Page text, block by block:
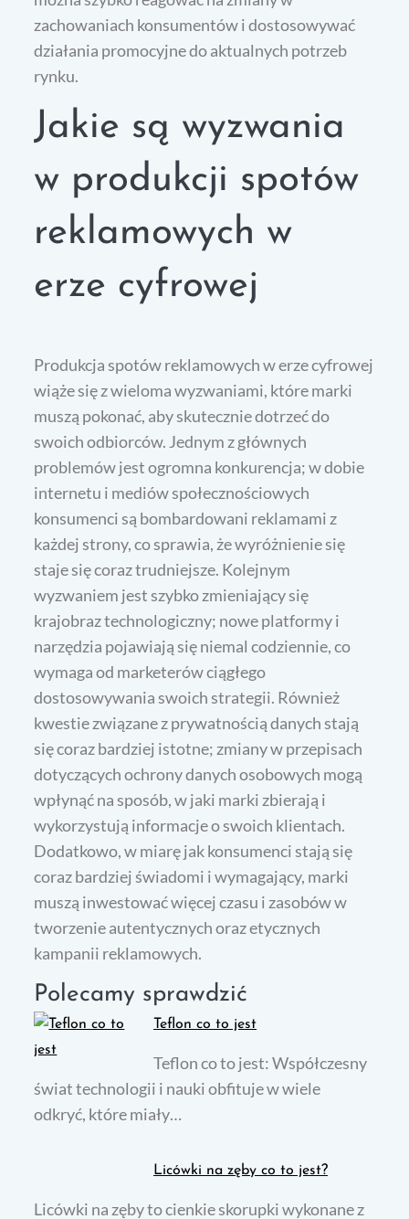
zachowaniach konsumentów i dostosowywać
działania promocyjne do aktualnych potrzeb
rynku.
Jakie są wyzwania
w produkcji spotów
reklamowych w
erze cyfrowej
Produkcja spotów reklamowych w erze cyfrowej
wiąże się z wieloma wyzwaniami, które marki
muszą pokonać, aby skutecznie dotrzeć do
swoich odbiorców. Jednym z głównych
problemów jest ogromna konkurencja; w dobie
internetu i mediów społecznościowych
konsumenci są bombardowani reklamami z
każdej strony, co sprawia, że wyróżnienie się
staje się coraz trudniejsze. Kolejnym
wyzwaniem jest szybko zmieniający się
krajobraz technologiczny; nowe platformy i
narzędzia pojawiają się niemal codziennie, co
wymaga od marketerów ciągłego
dostosowywania swoich strategii. Również
kwestie związane z prywatnością danych stają
się coraz bardziej istotne; zmiany w przepisach
dotyczących ochrony danych osobowych mogą
wpłynąć na sposób, w jaki marki zbierają i
wykorzystują informacje o swoich klientach.
Dodatkowo, w miarę jak konsumenci stają się
coraz bardziej świadomi i wymagający, marki
muszą inwestować więcej czasu i zasobów w
tworzenie autentycznych oraz etycznych
kampanii reklamowych.
Polecamy sprawdzić
Teflon co to jest
Teflon co to jest: Współczesny
świat technologii i nauki obfituje w wiele
odkryć, które miały…
Licówki na zęby co to jest?
Licówki na zęby to cienkie skorupki wykonane z